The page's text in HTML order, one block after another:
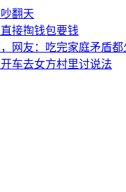
翻天
接掏钱包要钱
网友：吃完家庭矛盾都
车去女方村里讨说法